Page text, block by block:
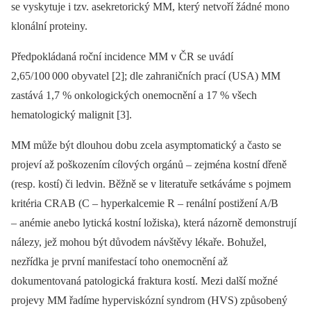
se vyskytuje i tzv. asekretorický MM, který netvoří žádné mono­
klonální proteiny.
Předpokládaná roční incidence MM v ČR se uvádí
2,65/100000 obyvatel [2]; dle zahraničních prací (USA) MM
zastává 1,7 % onkologických onemocnění a 17 % všech
hematologický malignit [3].
MM může být dlouhou dobu zcela asymptomatický a často se
projeví až poškozením cílových orgánů –⁠ zejména kostní dřeně
(resp. kostí) či ledvin. Běžně se v literatuře setkáváme s pojmem
kritéria CRAB (C –⁠ hyperkalcemie R –⁠ renální postižení A/B
–⁠ anémie anebo lytická kostní ložiska), která názorně demonstrují
nálezy, jež mohou být důvodem návštěvy lékaře. Bohužel,
nezřídka je první manifestací toho onemocnění až
dokumentovaná patologická fraktura kostí. Mezi další možné
projevy MM řadíme hyperviskózní syndrom (HVS) způsobený